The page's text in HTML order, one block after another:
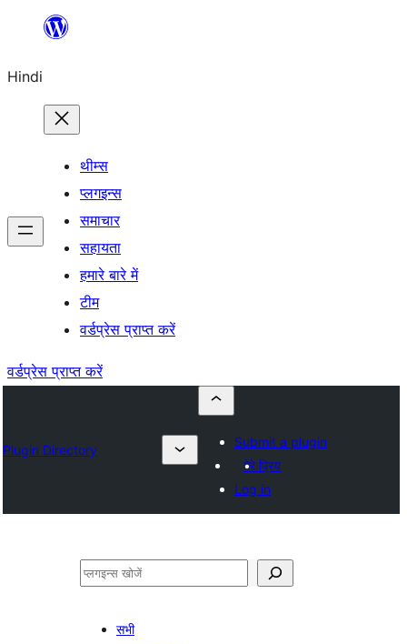
सामग्री
जाएं
Hindi
थीम्स
प्लगइन्स
समाचार
सहायता
हमारे बारे में
टीम
वर्डप्रेस प्राप्त करें
वर्डप्रेस प्राप्त करें
Plugin Directory
Submit a plugin
मेरे प्रिय
Log in
खोजें
सभी